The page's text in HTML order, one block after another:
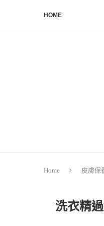
HOME
Home 皮膚保
洗衣精